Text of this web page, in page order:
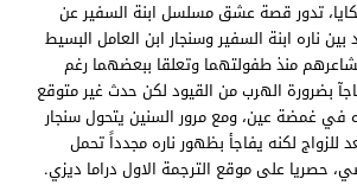
تدور قصة عشق مسلسل ابنة السفير عن
ناره ابنة السفير وسنجار ابن العامل البسيط
منذ طفولتهما وتعلقا ببعضهما رغم
بضرورة الهرب من القيود لكن حدث غير متوقع
في غمضة عين، ومع مرور السنين يتحول سنجار
لكنه يفاجأ بظهور ناره مجدداً تحمل
حصريا على موقع الترجمة الاول دراما ديزي.